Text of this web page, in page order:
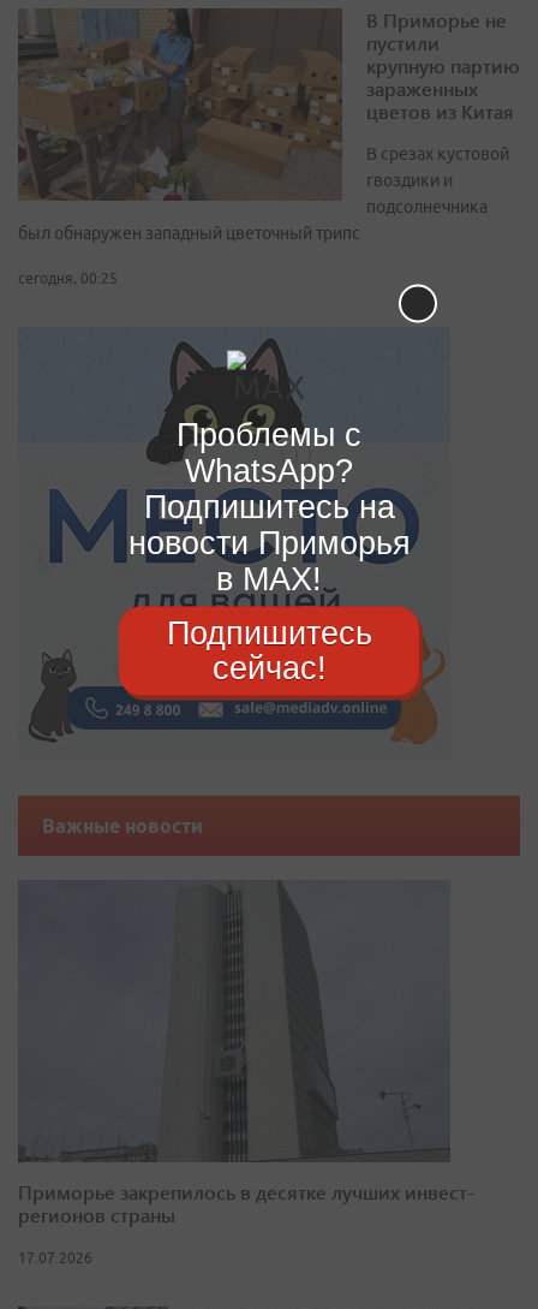
В Приморье не
пустили
крупную партию
зараженных
цветов из Китая
В срезах кустовой
гвоздики и
подсолнечника
был обнаружен западный цветочный трипс
сегодня, 00:25
Важные новости
Приморье закрепилось в десятке лучших инвест-
регионов страны
17.07.2026
Проблемы с
WhatsApp?
Подпишитесь на
новости Приморья
в MAX!
Подпишитесь
сейчас!